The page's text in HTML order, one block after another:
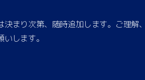
まり次第、随時追加します。ご理解
します。